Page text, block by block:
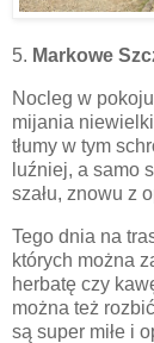
5. Markowe
Nocleg w
mijania
tłumy w tym
luźniej, a samo
szału, znowu z
Tego dnia na
których można
herbatę czy
można też
są super miłe i